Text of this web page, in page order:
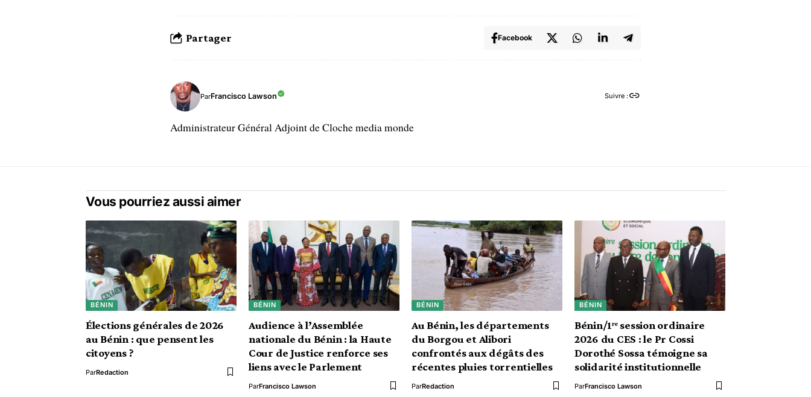
Partager Facebook
ParFrancisco Lawson Suivre :
Administrateur Général Adjoint de Cloche media monde
Vous pourriez aussi aimer
BÉNIN
Élections générales de 2026
au Bénin : que pensent les
citoyens ?
ParRedaction
BÉNIN
Audience à l’Assemblée
nationale du Bénin : la Haute
Cour de Justice renforce ses
liens avec le Parlement
ParFrancisco Lawson
BÉNIN
Au Bénin, les départements
du Borgou et Alibori
confrontés aux dégâts des
récentes pluies torrentielles
ParRedaction
BÉNIN
Bénin/1ʳᵉ session ordinaire
2026 du CES : le Pr Cossi
Dorothé Sossa témoigne sa
solidarité institutionnelle
ParFrancisco Lawson